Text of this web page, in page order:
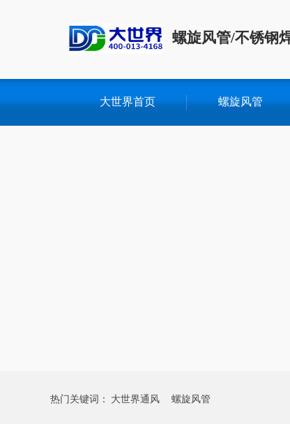
螺旋风管/不锈钢
大世界首页 螺旋风管
热门关键词： 大世界通风 螺旋风管